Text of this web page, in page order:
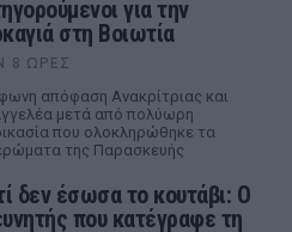
για την
στη Βοιωτία
8 ΏΡΕΣ
απόφαση Ανακρίτριας και
μετά από πολύωρη
που ολοκληρώθηκε τα
της Παρασκευής
δεν έσωσα το κουτάβι: Ο
που κατέγραφε τη